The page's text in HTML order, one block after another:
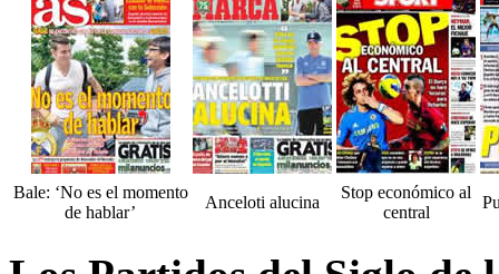
Bale: ‘No es el momento
de hablar’
Anceloti alucina
Stop económico al
central